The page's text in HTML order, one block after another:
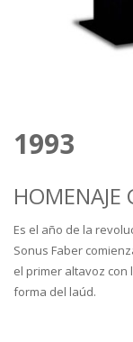
1993
HOMENAJE
Es el año de la
Sonus Faber
el primer altavoz
forma del laúd.